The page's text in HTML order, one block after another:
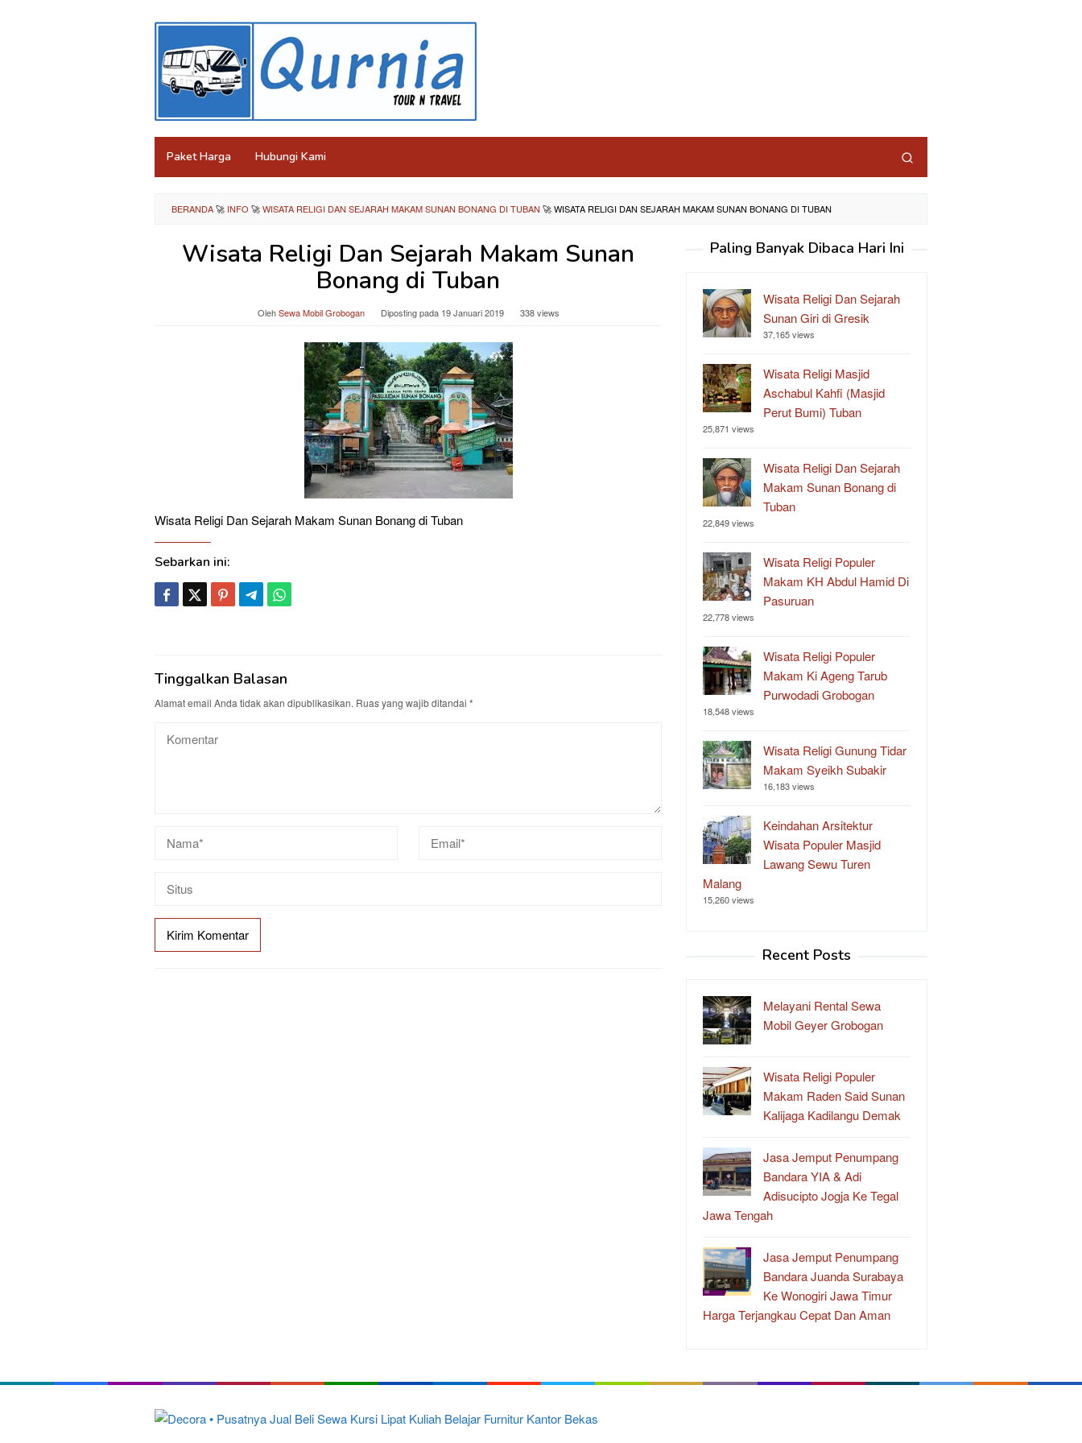
Paket Harga Hubungi Kami
BERANDA🚀 INFO 🚀WISATA RELIGI DAN SEJARAH MAKAM SUNAN BONANG DI TUBAN 🚀WISATA RELIGI DAN SEJARAH MAKAM SUNAN BONANG DI TUBAN
Wisata Religi Dan Sejarah Makam Sunan
Bonang di Tuban
OlehSewa Mobil Grobogan Diposting pada 19 Januari 2019 338 views
Wisata Religi Dan Sejarah Makam Sunan Bonang di Tuban
Sebarkan ini:
Tinggalkan Balasan
Alamat email Anda tidak akan dipublikasikan. Ruas yang wajib ditandai *
Paling Banyak Dibaca Hari Ini
Wisata Religi Dan Sejarah
Sunan Giri di Gresik
37,165 views
Wisata Religi Masjid
Aschabul Kahfi (Masjid
Perut Bumi) Tuban
25,871 views
Wisata Religi Dan Sejarah
Makam Sunan Bonang di
Tuban
22,849 views
Wisata Religi Populer
Makam KH Abdul Hamid Di
Pasuruan
22,778 views
Wisata Religi Populer
Makam Ki Ageng Tarub
Purwodadi Grobogan
18,548 views
Wisata Religi Gunung Tidar
Makam Syeikh Subakir
16,183 views
Keindahan Arsitektur
Wisata Populer Masjid
Lawang Sewu Turen
Malang
15,260 views
Recent Posts
Melayani Rental Sewa
Mobil Geyer Grobogan
Wisata Religi Populer
Makam Raden Said Sunan
Kalijaga Kadilangu Demak
Jasa Jemput Penumpang
Bandara YIA & Adi
Adisucipto Jogja Ke Tegal
Jawa Tengah
Jasa Jemput Penumpang
Bandara Juanda Surabaya
Ke Wonogiri Jawa Timur
Harga Terjangkau Cepat Dan Aman